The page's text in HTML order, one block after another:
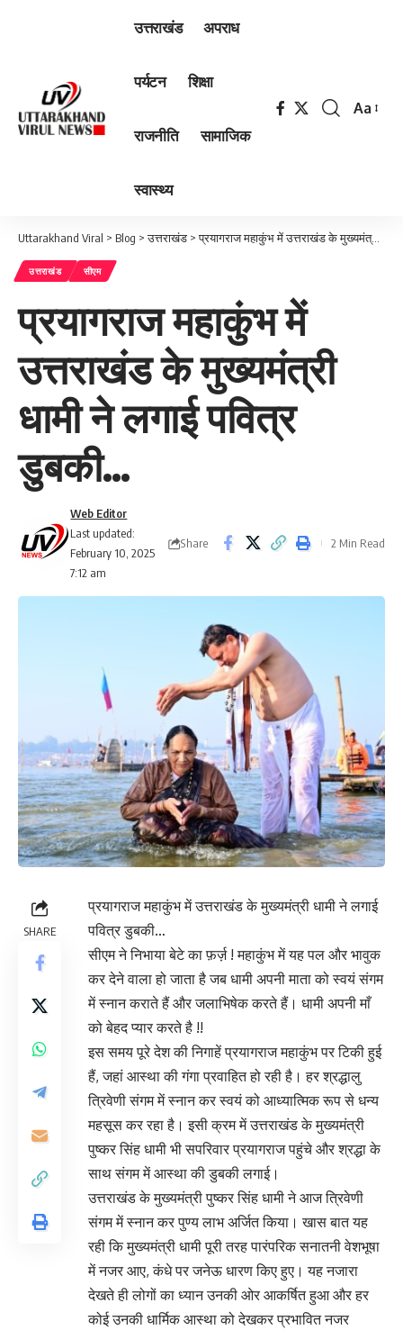
उत्तराखंड अपराध
पर्यटन शिक्षा
राजनीति सामाजिक
स्वास्थ्य
Font
Aa
Uttarakhand Viral > Blog >उत्तराखंड >प्रयागराज महाकुंभ में उत्तराखंड के मुख्यमंत्री धामी ने लगाई पवित्र डुबकी…
उत्तराखंड सीएम
प्रयागराज महाकुंभ में
उत्तराखंड के मुख्यमंत्री
धामी ने लगाई पवित्र
डुबकी…
Last updated:
February 10, 2025
7:12 am
Web Editor
Share 2 Min Read
SHARE
प्रयागराज महाकुंभ में उत्तराखंड के मुख्यमंत्री धामी ने लगाई
पवित्र डुबकी…
सीएम ने निभाया बेटे का फ़र्ज़ ! महाकुंभ में यह पल और भावुक
कर देने वाला हो जाता है जब धामी अपनी माता को स्वयं संगम
में स्नान कराते हैं और जलाभिषेक करते हैं। धामी अपनी माँ
को बेहद प्यार करते है !!
इस समय पूरे देश की निगाहें प्रयागराज महाकुंभ पर टिकी हुई
हैं, जहां आस्था की गंगा प्रवाहित हो रही है। हर श्रद्धालु
त्रिवेणी संगम में स्नान कर स्वयं को आध्यात्मिक रूप से धन्य
महसूस कर रहा है। इसी क्रम में उत्तराखंड के मुख्यमंत्री
पुष्कर सिंह धामी भी सपरिवार प्रयागराज पहुंचे और श्रद्धा के
साथ संगम में आस्था की डुबकी लगाई।
उत्तराखंड के मुख्यमंत्री पुष्कर सिंह धामी ने आज त्रिवेणी
संगम में स्नान कर पुण्य लाभ अर्जित किया। खास बात यह
रही कि मुख्यमंत्री धामी पूरी तरह पारंपरिक सनातनी वेशभूषा
में नजर आए, कंधे पर जनेऊ धारण किए हुए। यह नजारा
देखते ही लोगों का ध्यान उनकी ओर आकर्षित हुआ और हर
कोई उनकी धार्मिक आस्था को देखकर प्रभावित नजर